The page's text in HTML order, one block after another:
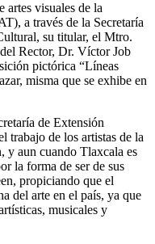
artes visuales de la
a través de la Secretaría
su titular, el Mtro.
Rector, Dr. Víctor Job
pictórica “Líneas
misma que se exhibe en
de Extensión
trabajo de los artistas de la
y aun cuando Tlaxcala es
la forma de ser de sus
propiciando que el
del arte en el país, ya que
musicales y